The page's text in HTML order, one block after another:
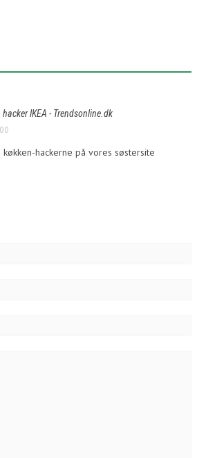
IKEA - Trendsonline.dk
hackerne på vores søstersite